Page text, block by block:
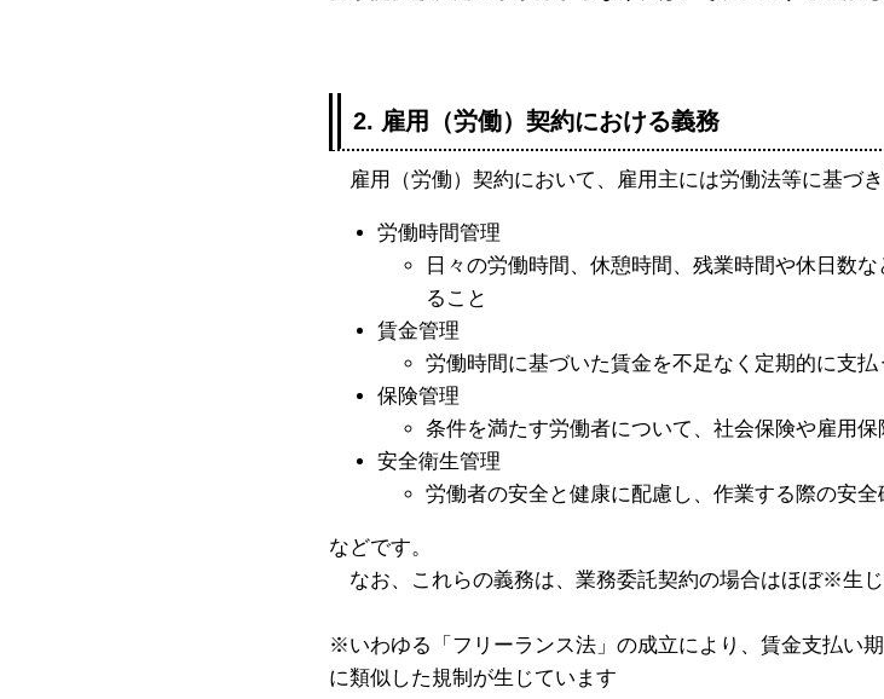
2. 雇用（労働）契約における義務
雇用（労働）契約において、雇用主には労働法等に基づき
労働時間管理
日々の労働時間、休憩時間、残業時間や休日数
ること
賃金管理
労働時間に基づいた賃金を不足なく定期的に支払
保険管理
条件を満たす労働者について、社会保険や雇用保
安全衛生管理
労働者の安全と健康に配慮し、作業する際の安
などです。
なお、これらの義務は、業務委託契約の場合はほぼ※生じ
※いわゆる「フリーランス法」の成立により、賃金支払い
に類似した規制が生じています